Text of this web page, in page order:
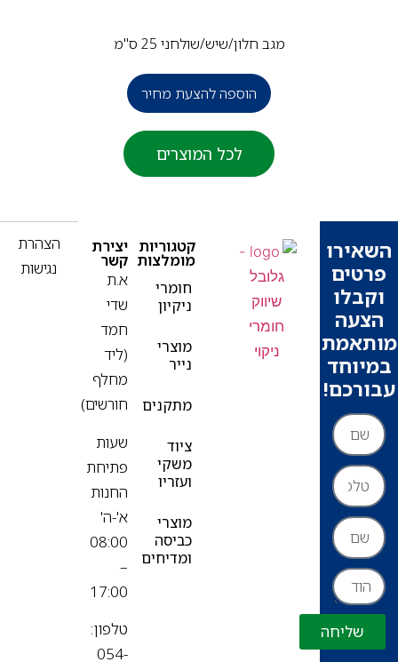
מגב חלון/שיש/שולחני 25 ס"מ
הוספה להצעת מחיר
לכל המוצרים
שליחה
קטגוריות
מומלצות
חומרי
מוצרי
מתקנים
משקי
מוצרי
כביסה
ומדיחים
יצירת
קשר
א.ת
שדי
(ליד
מחלף
חורשים)
פתיחת
החנות
א'-ה'
08:00
–
17:00
טלפון:
הצהרת
נגישות